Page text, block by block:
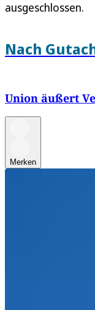
ausgeschlossen.
Nach
Union äußert
Merken